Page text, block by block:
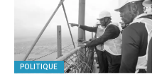
POLITIQUE